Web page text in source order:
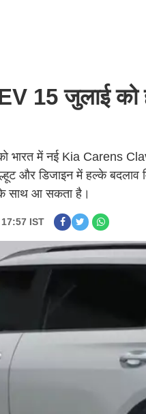
15 जुलाई को
में नई Kia Carens
और डिजाइन में हल्के
के साथ आ सकता है।
IST